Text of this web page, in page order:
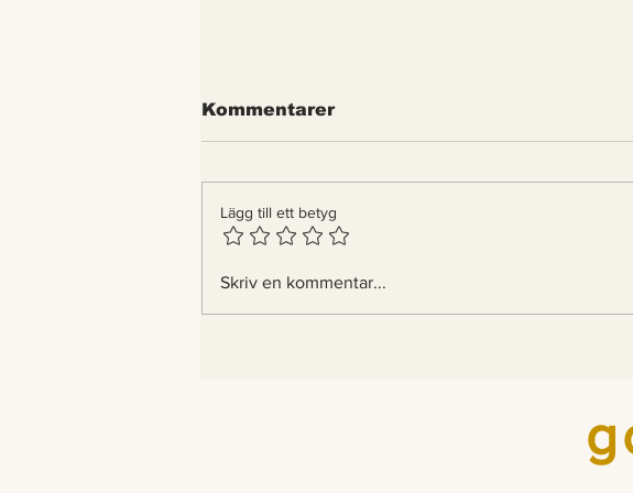
Det gaddlösa biet –
med lagliga rättigheter
Kommentarer
Lägg till ett betyg
Skriv en kommentar...